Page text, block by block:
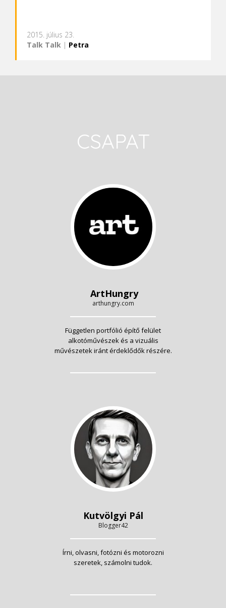
2015. július 23.
Talk Talk | Petra
CSAPAT
ArtHungry
arthungry.com
Független portfólió építő felület
alkotóművészek és a vizuális
művészetek iránt érdeklődők részére.
Kutvölgyi Pál
Blogger42
Írni, olvasni, fotózni és motorozni
szeretek, számolni tudok.